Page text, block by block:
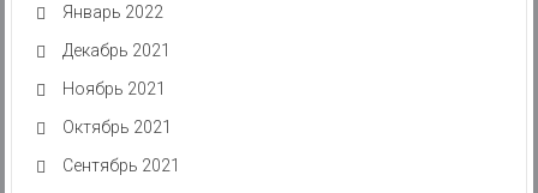
Январь 2022
Декабрь 2021
Ноябрь 2021
Октябрь 2021
Сентябрь 2021